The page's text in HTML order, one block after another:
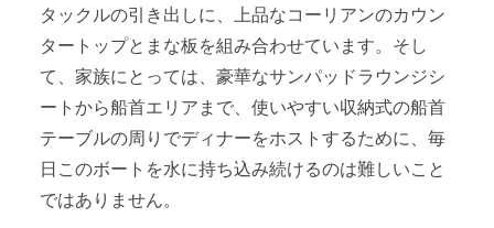
タックルの引き出しに、上品なコーリアンのカウン
タートップとまな板を組み合わせています。そし
て、家族にとっては、豪華なサンパッドラウンジシ
ートから船首エリアまで、使いやすい収納式の船首
テーブルの周りでディナーをホストするために、毎
日このボートを水に持ち込み続けるのは難しいこと
ではありません。